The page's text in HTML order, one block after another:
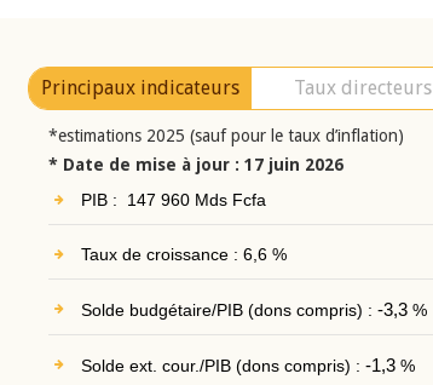
Principaux indicateurs Taux directeurs
*estimations 2025 (sauf pour le taux d’inflation)
* Date de mise à jour : 17 juin 2026
PIB : 147 960 Mds Fcfa
Taux de croissance : 6,6 %
Solde budgétaire/PIB (dons compris) : -3,3%
Solde ext. cour./PIB (dons compris) : -1,3%